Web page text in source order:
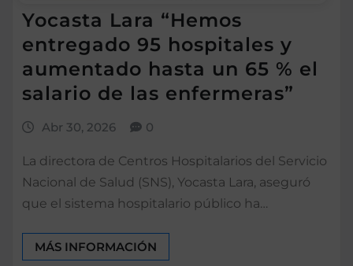
Yocasta Lara “Hemos
entregado 95 hospitales y
aumentado hasta un 65 % el
salario de las enfermeras”
Abr 30, 2026 0
La directora de Centros Hospitalarios del Servicio
Nacional de Salud (SNS), Yocasta Lara, aseguró
que el sistema hospitalario público ha…
MÁS INFORMACIÓN